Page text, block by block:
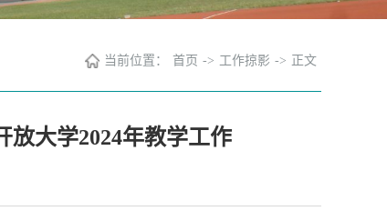
当前位置： 首页 -> 工作掠影 -> 正文
放大学2024年教学工作